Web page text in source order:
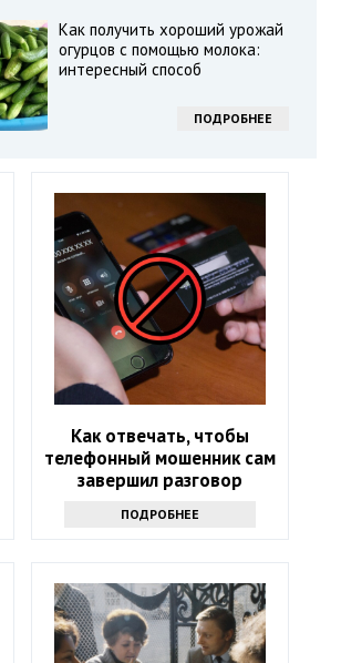
Как получить хороший урожай
огурцов с помощью молока:
интересный способ
ПОДРОБНЕЕ
Как отвечать, чтобы
телефонный мошенник сам
завершил разговор
ПОДРОБНЕЕ